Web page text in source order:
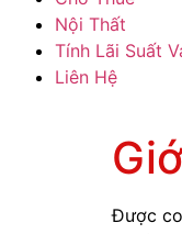
Nội Thất
Tính Lãi Suất
Liên Hệ
Được